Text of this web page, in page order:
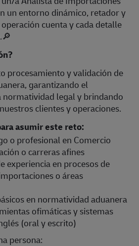
un entorno dinámico, retador y
cuenta y cada detalle
procesamiento y validación de
garantizando el
legal y brindando
clientes y operaciones.
asumir este reto:
o profesional en Comercio
o carreras afines
experiencia en procesos de
o áreas
en normatividad aduanera
ofimáticas y sistemas
(oral y escrito)
persona: